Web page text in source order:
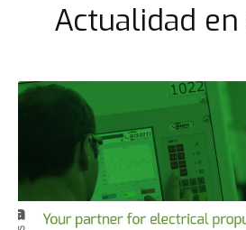
Actualidad